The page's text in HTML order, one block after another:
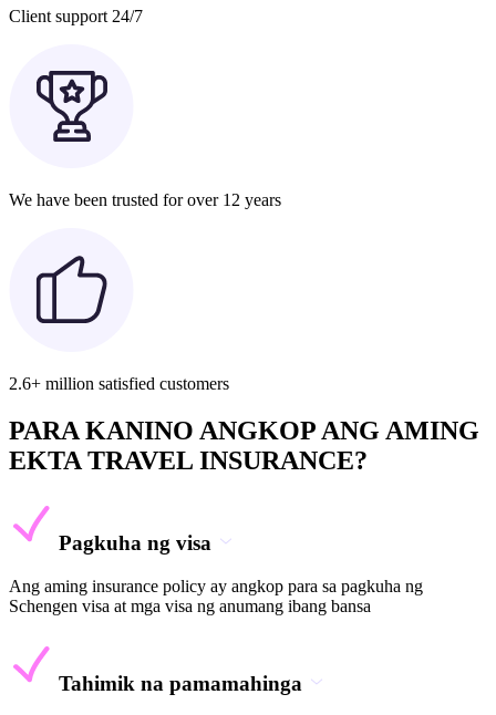
Client support 24/7
We have been trusted for over 12 years
2.6+ million satisfied customers
PARA KANINO ANGKOP ANG AMING
EKTA TRAVEL INSURANCE?
Pagkuha ng visa
Ang aming insurance policy ay angkop para sa pagkuha ng
Schengen visa at mga visa ng anumang ibang bansa
Tahimik na pamamahinga